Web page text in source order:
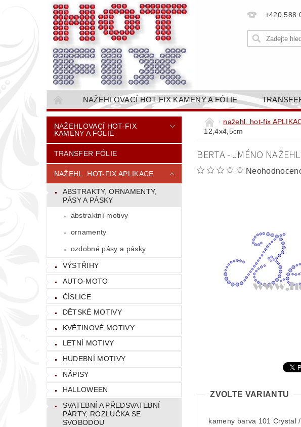
+420 588
NAŽEHLOVACÍ HOT-FIX KAMENY A FÓLIE
NAŠÍVACÍ KAMÍNKOVÉ ŘETĚZY / ŠTASOVÉ BORTY
VŠE PRO STROJNÍ VYŠÍVÁNÍ - VYSIVACI.CZ
BAREVNICE KAMENŮ OBCHODNÍ
CENÍK DOPRAVY (NÁKLADŮ EXPEDICE) PLATNÝ OD 14. 1.2025
NAŽEHLOVACÍ HOT-FIX
KAMENY A FÓLIE
TRANSFER FÓLIE
NAŽEHL. HOT-FIX APLIKACE
ABSTRAKTY, ORNAMENTY,
PÁSY A PÁSKY
abstraktní motivy
ornamenty
ozdobné pásy a pásky
VÝSTŘIHY
AUTO-MOTO
ČÍSLICE
DĚTSKÉ MOTIVY
KVĚTINOVÉ MOTIVY
LETNÍ MOTIVY
HUDEBNÍ MOTIVY
NÁPISY
HALLOWEEN
SVATEBNÍ A PŘEDSVATEBNÍ
PÁRTY, ROZLUČKA SE
SVOBODOU
nažehl. hot-fix
12,4x4,5cm
BERTA - JMÉNO
ZVOLTE VARIANTU
kameny barva 101 Crystal